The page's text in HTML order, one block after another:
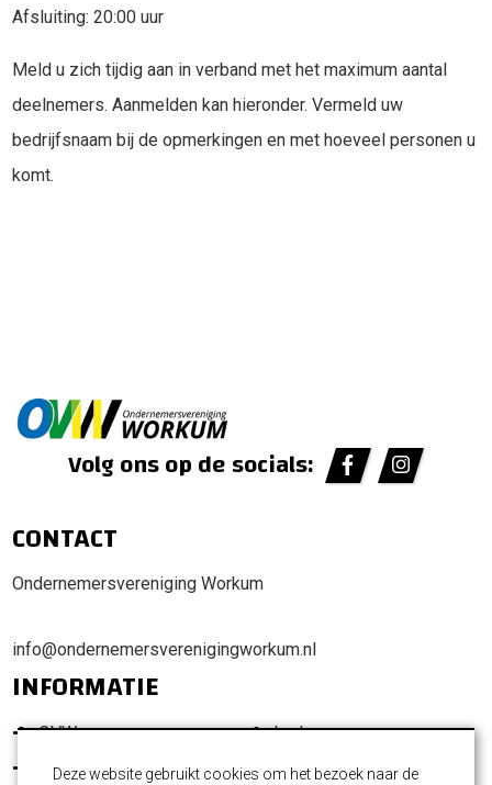
Afsluiting: 20:00 uur
Meld u zich tijdig aan in verband met het maximum aantal
deelnemers. Aanmelden kan hieronder. Vermeld uw
bedrijfsnaam bij de opmerkingen en met hoeveel personen u
komt.
Volg ons op de socials:
CONTACT
Ondernemersvereniging Workum
info@ondernemersverenigingworkum.nl
INFORMATIE
OVW
Promotie Workum
Leden
Ondernemersfonds
Deze website gebruikt cookies om het bezoek naar de